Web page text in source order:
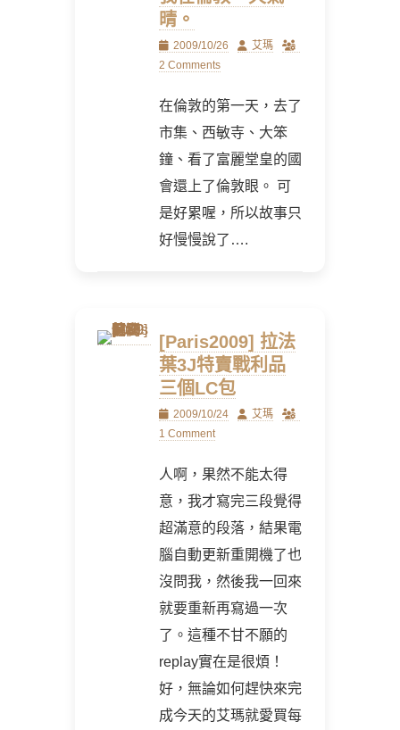
晴。
Posted
on
2009/10/26 Author
艾瑪
2 Comments
在倫敦的第一天，去了
市集、西敏寺、大笨
鐘、看了富麗堂皇的國
會還上了倫敦眼。 可
是好累喔，所以故事只
好慢慢說了….
[Paris2009] 拉法
葉3J特賣戰利品
三個LC包
Posted
on
2009/10/24 Author
艾瑪
1 Comment
人啊，果然不能太得
意，我才寫完三段覺得
超滿意的段落，結果電
腦自動更新重開機了也
沒問我，然後我一回來
就要重新再寫過一次
了。這種不甘不願的
replay實在是很煩！
好，無論如何趕快來完
成今天的艾瑪就愛買每